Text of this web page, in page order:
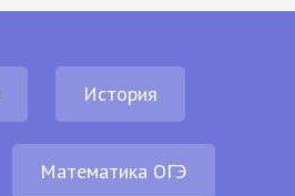
История
Математика ОГЭ